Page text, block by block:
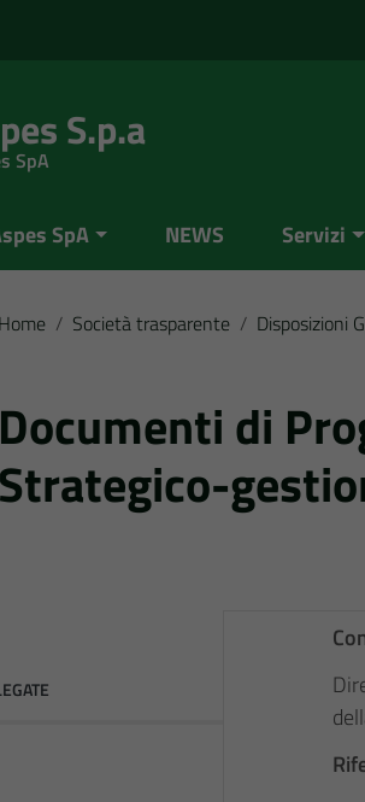
S.p.a
SpA
SpA NEWS Servizi
Home / Società trasparente / Disposizioni
Documenti di
Strategico-